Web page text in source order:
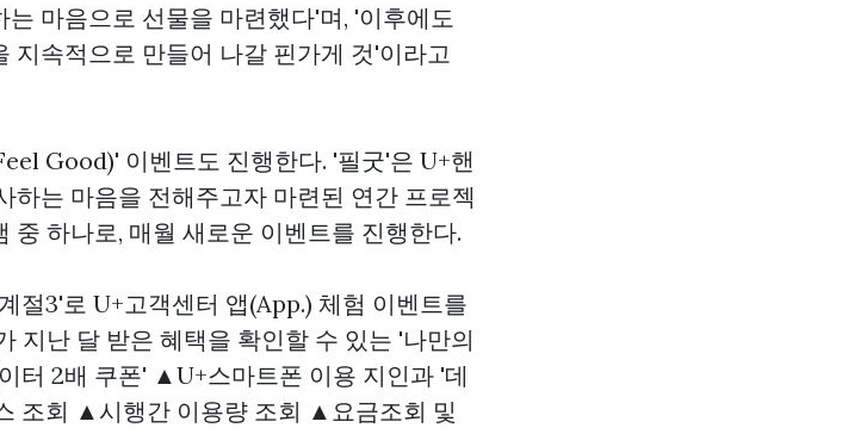
마음으로 선물을 마련했다'며, '이후에도
지속적으로 만들어 나갈 핀가게 것'이라고
Good)' 이벤트도 진행한다. '필굿'은 U+핸
하는 마음을 전해주고자 마련된 연간 프로젝
하나로, 매월 새로운 이벤트를 진행한다.
절3'로 U+고객센터 앱(App.) 체험 이벤트를
지난 달 받은 혜택을 확인할 수 있는 '나만의
터 2배 쿠폰' ▲U+스마트폰 이용 지인과 '데
조회 ▲시행간 이용량 조회 ▲요금조회 및